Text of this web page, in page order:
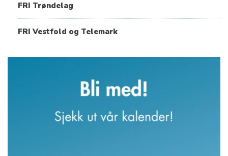
FRI Trøndelag
FRI Vestfold og Telemark